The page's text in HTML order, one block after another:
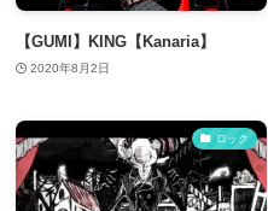
【GUMI】KING【Kanaria】
2020年8月2日
ロック